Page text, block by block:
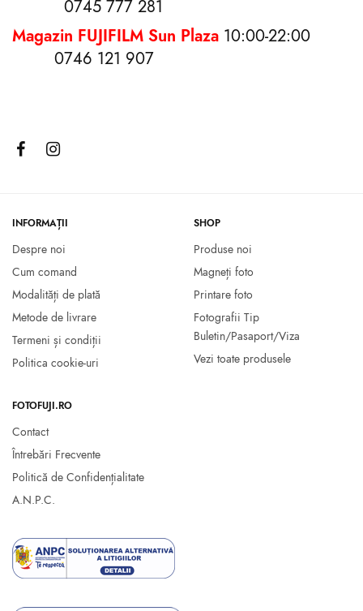
0745 777 281
Magazin FUJIFILM Sun Plaza 10:00-22:00
0746 121 907
INFORMAȚII
Despre noi
Cum comand
Modalități de plată
Metode de livrare
Termeni și condiții
Politica cookie-uri
SHOP
Produse noi
Magneți foto
Printare foto
Fotografii Tip
Buletin/Pasaport/Viza
Vezi toate produsele
FOTOFUJI.RO
Contact
Întrebări Frecvente
Politică de Confidențialitate
A.N.P.C.